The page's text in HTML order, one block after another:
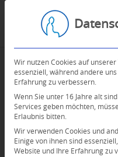
Wir nutzen Cookies auf
essenziell, während andere
Erfahrung zu verbessern.
Wenn Sie unter 16 Jahre alt
Services geben möchten,
Erlaubnis bitten.
Wir verwenden Cookies und
Einige von ihnen sind
Website und Ihre Erfahrung zu